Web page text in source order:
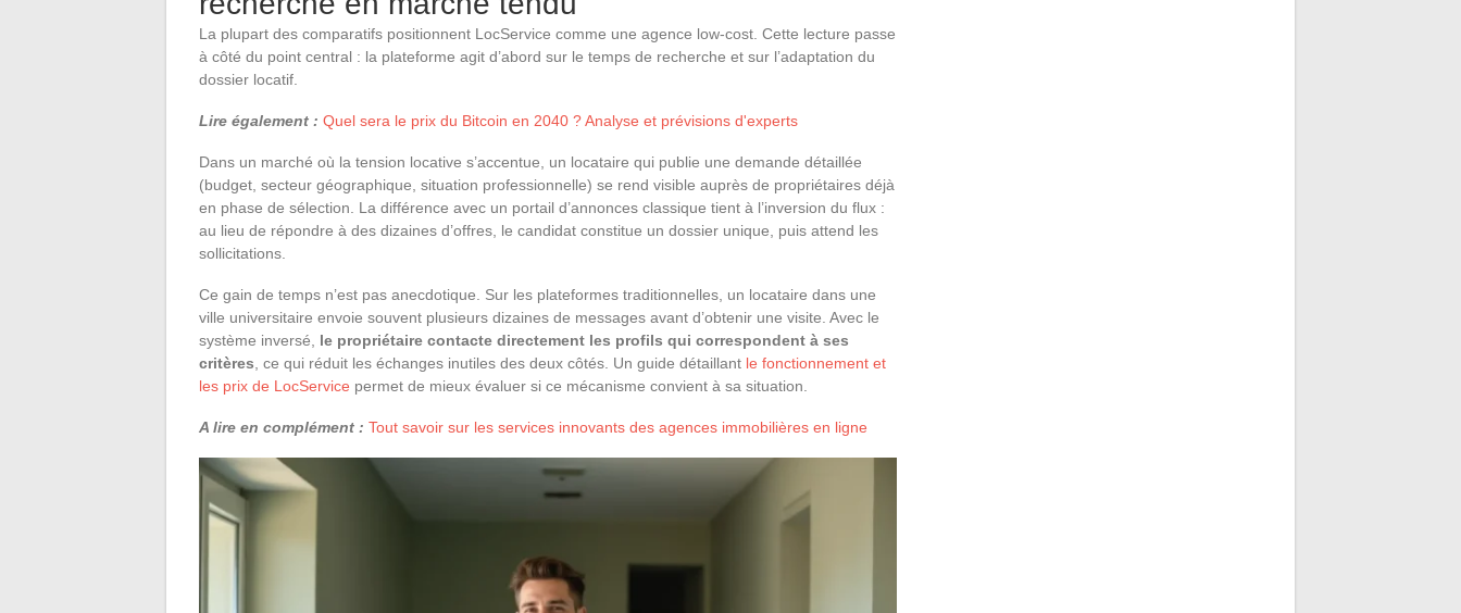
La plupart des comparatifs positionnent LocService comme une agence low-cost. Cette lecture passe
à côté du point central : la plateforme agit d’abord sur le temps de recherche et sur l’adaptation du
dossier locatif.
Lire également : Quel sera le prix du Bitcoin en 2040 ? Analyse et prévisions d'experts
Dans un marché où la tension locative s’accentue, un locataire qui publie une demande détaillée
(budget, secteur géographique, situation professionnelle) se rend visible auprès de propriétaires déjà
en phase de sélection. La différence avec un portail d’annonces classique tient à l’inversion du flux :
au lieu de répondre à des dizaines d’offres, le candidat constitue un dossier unique, puis attend les
sollicitations.
Ce gain de temps n’est pas anecdotique. Sur les plateformes traditionnelles, un locataire dans une
ville universitaire envoie souvent plusieurs dizaines de messages avant d’obtenir une visite. Avec le
système inversé, le propriétaire contacte directement les profils qui correspondent à ses
critères , ce qui réduit les échanges inutiles des deux côtés. Un guide détaillant le fonctionnement et
les prix de LocService permet de mieux évaluer si ce mécanisme convient à sa situation.
A lire en complément : Tout savoir sur les services innovants des agences immobilières en ligne